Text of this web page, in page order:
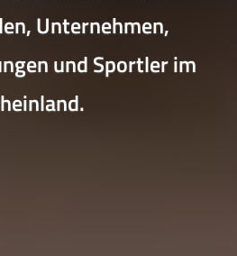
Unternehmen,
und Sportler im